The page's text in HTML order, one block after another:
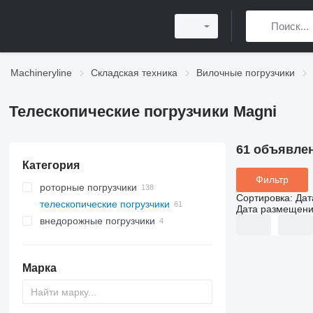
Machineryline Складская техника Вилочные погрузчики
Телескопические погрузчики Magni
Категория
роторные погрузчики
телескопические погрузчики
внедорожные погрузчики
Марка
61
Фильтр
Сортировка:
Дата